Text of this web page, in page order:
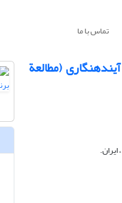
تماس با ما
(مطالعة